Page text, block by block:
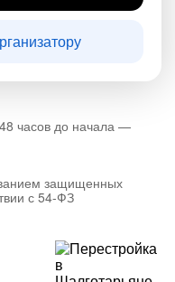
часов до начала —
защищенных
с 54-ФЗ